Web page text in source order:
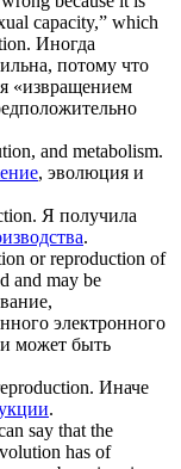
capacity,” which
. Иногда
потому что
«извращением
and metabolism.
, эволюция и
. Я получила
.
orreproduction of
and may be
электронного
может быть
. Иначе
.
say that the
has of